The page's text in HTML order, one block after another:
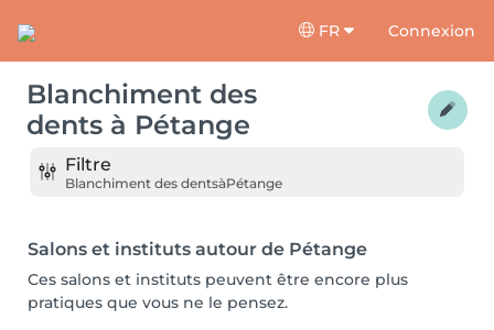
FR Connexion
Blanchiment des
dents à Pétange
Filtre
Blanchiment des dentsàPétange
Salons et instituts autour de Pétange
Ces salons et instituts peuvent être encore plus
pratiques que vous ne le pensez.